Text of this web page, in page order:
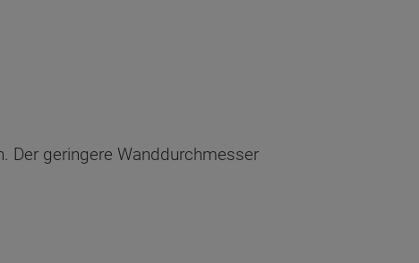
Der geringere Wanddurchmesser